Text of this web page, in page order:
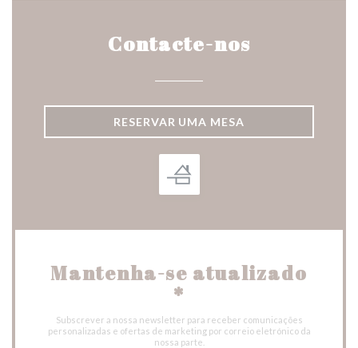
Contacte-nos
RESERVAR UMA MESA
Mantenha-se atualizado
*
Subscrever a nossa newsletter para receber comunicações
personalizadas e ofertas de marketing por correio eletrónico da
nossa parte.